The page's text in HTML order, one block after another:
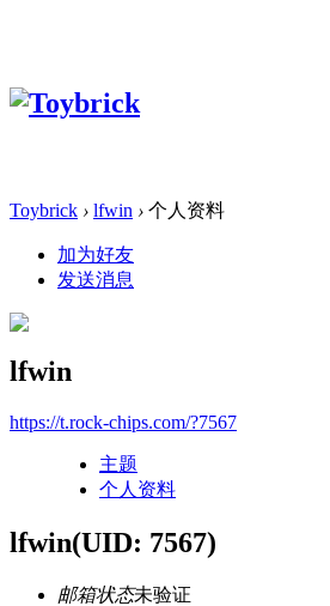
Toybrick › lfwin › 个人资料
加为好友
发送消息
lfwin
https://t.rock-chips.com/?7567
主题
个人资料
lfwin(UID: 7567)
邮箱状态未验证